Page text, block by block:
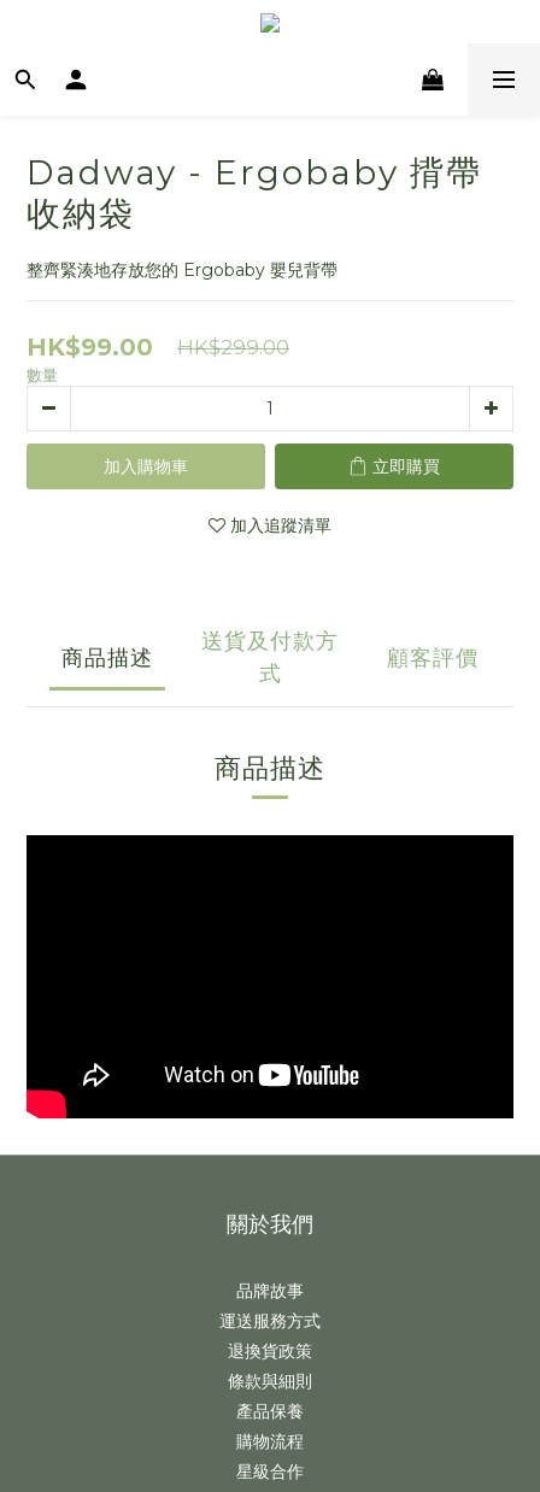
Dadway - Ergobaby 揹帶
收納袋
整齊緊湊地存放您的 Ergobaby 嬰兒背帶
HK$99.00 HK$299.00
數量
加入購物車 立即購買
加入追蹤清單
商品描述
送貨及付款方
式
顧客評價
商品描述
關於我們
品牌故事
運送服務方式
退換貨政策
條款與細則
產品保養
購物流程
星級合作